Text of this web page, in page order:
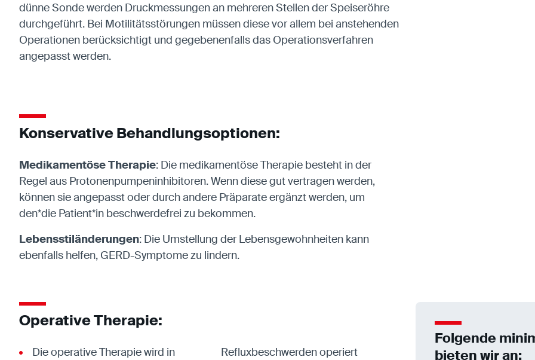
dünne Sonde werden Druckmessungen an mehreren Stellen der Speiseröhre
durchgeführt. Bei Motilitätsstörungen müssen diese vor allem bei anstehenden
Operationen berücksichtigt und gegebenenfalls das Operationsverfahren
angepasst werden.
Konservative Behandlungsoptionen:
Medikamentöse Therapie: Die medikamentöse Therapie besteht in der
Regel aus Protonenpumpeninhibitoren. Wenn diese gut vertragen werden,
können sie angepasst oder durch andere Präparate ergänzt werden, um
den*die Patient*in beschwerdefrei zu bekommen.
Lebensstiländerungen: Die Umstellung der Lebensgewohnheiten kann
ebenfalls helfen, GERD-Symptome zu lindern.
Operative Therapie:
Die operative Therapie wird in Refluxbeschwerden operiert
Folgende
bieten wir an: